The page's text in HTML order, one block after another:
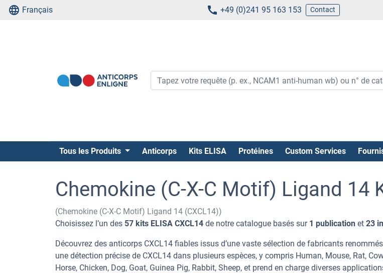
Français +49 (0)241 95 163 153 Contact
Tous les Produits Anticorps Kits ELISA Protéines Custom Services
Chemokine (C-X-C Motif) Ligand 14
(Chemokine (C-X-C Motif) Ligand 14 (CXCL14))
Choisissez l’un des 57 kits ELISA CXCL14 de notre catalogue basés sur 1 publication et 23
Découvrez des anticorps CXCL14 fiables issus d’une vaste sélection de fabricants
une détection précise de CXCL14 dans plusieurs espèces, y compris Human, Mouse, Rat,
Horse, Chicken, Dog, Goat, Guinea Pig, Rabbit, Sheep, et prend en charge diverses